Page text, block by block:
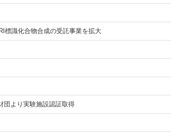
標識化合物合成の受託事業を拡大
団より実験施設認証取得